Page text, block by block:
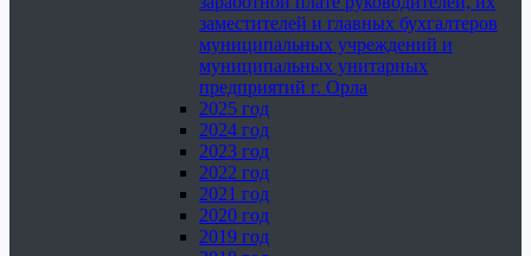
заместителей и главных бухгалтеров
муниципальных учреждений и
муниципальных унитарных
предприятий г. Орла
2025 год
2024 год
2023 год
2022 год
2021 год
2020 год
2019 год